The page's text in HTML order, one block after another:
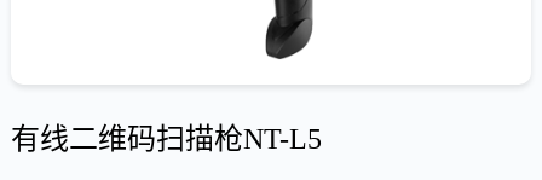
有线二维码扫描枪NT-L5